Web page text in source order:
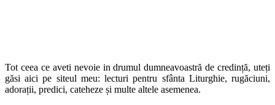
Tot ceea ce aveti nevoie in drumul dumneavoastră de credință, uteți
găsi aici pe siteul meu: lecturi pentru sfânta Liturghie, rugăciuni,
adorații, predici, cateheze și multe altele asemenea.